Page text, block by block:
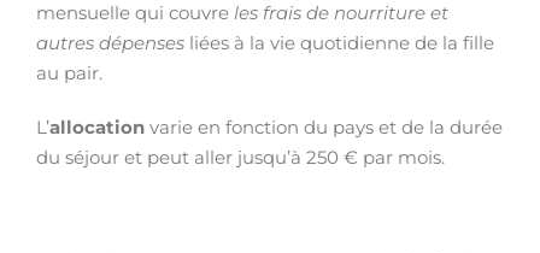
mensuelle qui couvre les frais de nourriture et
autres dépenses liées à la vie quotidienne de la fille
au pair.
L’allocation varie en fonction du pays et de la durée
du séjour et peut aller jusqu’à 250 € par mois.